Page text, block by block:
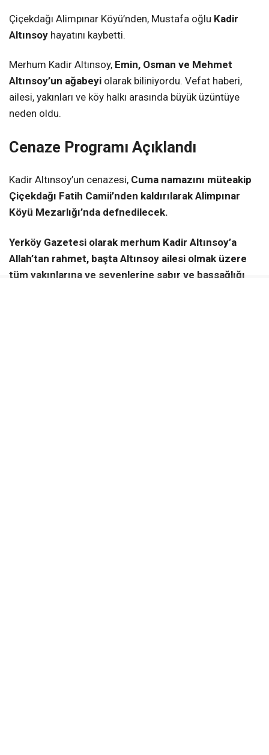
Çiçekdağı Alimpınar Köyü’nden, Mustafa oğlu Kadir
Altınsoy hayatını kaybetti.
Merhum Kadir Altınsoy, Emin, Osman ve Mehmet
Altınsoy’un ağabeyi olarak biliniyordu. Vefat haberi,
ailesi, yakınları ve köy halkı arasında büyük üzüntüye
neden oldu.
Cenaze Programı Açıklandı
Kadir Altınsoy’un cenazesi, Cuma namazını müteakip
Çiçekdağı Fatih Camii’nden kaldırılarak Alimpınar
Köyü Mezarlığı’nda defnedilecek.
Yerköy Gazetesi olarak merhum Kadir Altınsoy’a
Allah’tan rahmet, başta Altınsoy ailesi olmak üzere
tüm yakınlarına ve sevenlerine sabır ve başsağlığı